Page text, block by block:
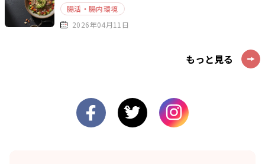
腸活・腸内環境
2026年04月11日
もっと見る